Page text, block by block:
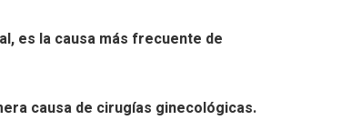
es la causa más frecuente de
causa de cirugías ginecológicas.